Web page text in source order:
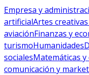
Empresa y
artificialArtes
aviaciónFinanzas y
turismoHumanidades
socialesMatemáticas y
comunicación y